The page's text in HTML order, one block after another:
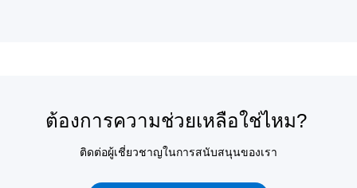
ต้องการความช่วยเหลือใช่ไหม?
ติดต่อผู้เชี่ยวชาญในการสนับสนุนของเรา